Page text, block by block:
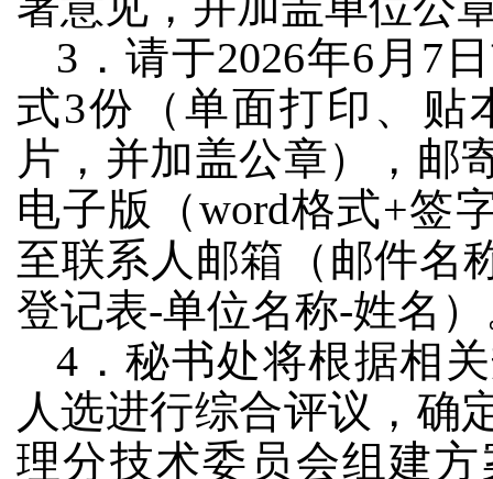
3．请于2026年6月7
式3份（单面打印、贴
片，并加盖公章），邮
电子版（word格式+签
至联系人邮箱（邮件名
登记表-单位名称-姓名
4．秘书处将根据相
人选进行综合评议，确
理分技术委员会组建